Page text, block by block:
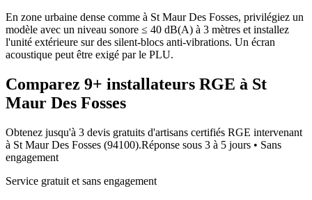
En zone urbaine dense comme à St Maur Des Fosses, privilégiez un
modèle avec un niveau sonore ≤ 40 dB(A) à 3 mètres et installez
l'unité extérieure sur des silent-blocs anti-vibrations. Un écran
acoustique peut être exigé par le PLU.
Comparez 9+ installateurs RGE à St
Maur Des Fosses
Obtenez jusqu'à 3 devis gratuits d'artisans certifiés RGE intervenant
à St Maur Des Fosses (94100).Réponse sous 3 à 5 jours • Sans
engagement
Service gratuit et sans engagement